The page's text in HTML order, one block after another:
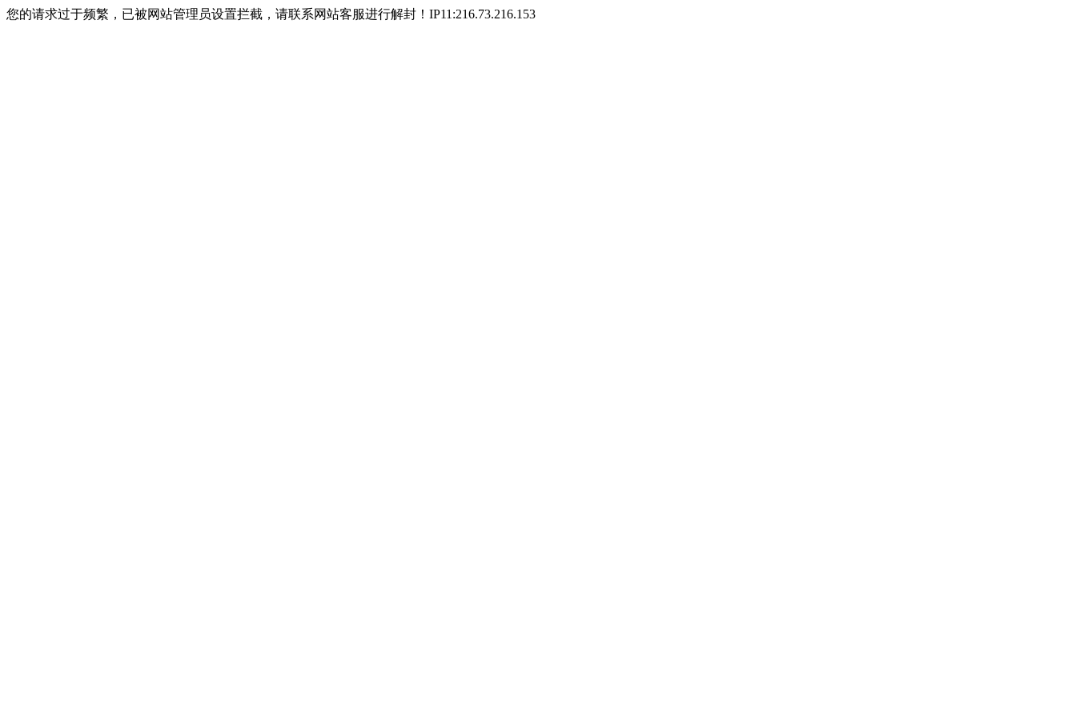
您的请求过于频繁，已被网站管理员设置拦截，请联系网站客服进行解封！IP11:216.73.216.153